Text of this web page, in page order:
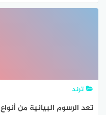
النصوص المتحررة على
ترند
تعد الرسوم البيانية من أنواع